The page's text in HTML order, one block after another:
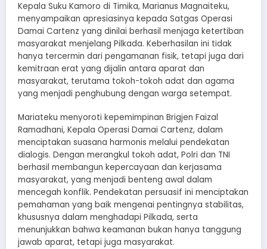
Kepala Suku Kamoro di Timika, Marianus Magnaiteku,
menyampaikan apresiasinya kepada Satgas Operasi
Damai Cartenz yang dinilai berhasil menjaga ketertiban
masyarakat menjelang Pilkada. Keberhasilan ini tidak
hanya tercermin dari pengamanan fisik, tetapi juga dari
kemitraan erat yang dijalin antara aparat dan
masyarakat, terutama tokoh-tokoh adat dan agama
yang menjadi penghubung dengan warga setempat.
Mariateku menyoroti kepemimpinan Brigjen Faizal
Ramadhani, Kepala Operasi Damai Cartenz, dalam
menciptakan suasana harmonis melalui pendekatan
dialogis. Dengan merangkul tokoh adat, Polri dan TNI
berhasil membangun kepercayaan dan kerjasama
masyarakat, yang menjadi benteng awal dalam
mencegah konflik. Pendekatan persuasif ini menciptakan
pemahaman yang baik mengenai pentingnya stabilitas,
khususnya dalam menghadapi Pilkada, serta
menunjukkan bahwa keamanan bukan hanya tanggung
jawab aparat, tetapi juga masyarakat.